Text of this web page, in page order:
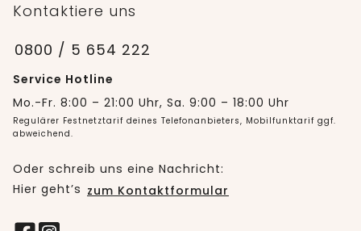
Kontaktiere uns
0800 / 5 654 222
Service Hotline
Mo.-Fr. 8:00 – 21:00 Uhr, Sa. 9:00 – 18:00 Uhr
Regulärer Festnetztarif deines Telefonanbieters, Mobilfunktarif ggf.
abweichend.
Oder schreib uns eine Nachricht:
Hier geht’s zum Kontaktformular